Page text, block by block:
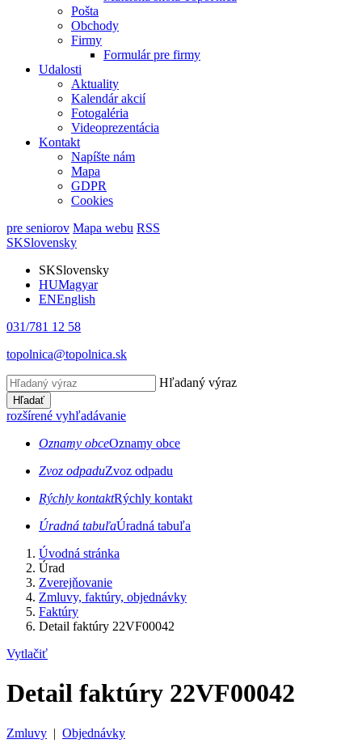
Pošta
Obchody
Firmy
Formulár pre firmy
Udalosti
Aktuality
Kalendár akcií
Fotogaléria
Videoprezentácia
Kontakt
Napíšte nám
Mapa
GDPR
Cookies
pre seniorov Mapa webu RSS
SKSlovensky
SKSlovensky
HUMagyar
ENEnglish
031/781 12 58
topolnica@topolnica.sk
Hľadaný výraz
Hľadať
rozšírené vyhľadávanie
Oznamy obceOznamy obce
Zvoz odpaduZvoz odpadu
Rýchly kontaktRýchly kontakt
Úradná tabuľaÚradná tabuľa
Úvodná stránka
Úrad
Zverejňovanie
Zmluvy, faktúry, objednávky
Faktúry
Detail faktúry 22VF00042
Vytlačiť
Detail faktúry 22VF00042
Zmluvy | Objednávky